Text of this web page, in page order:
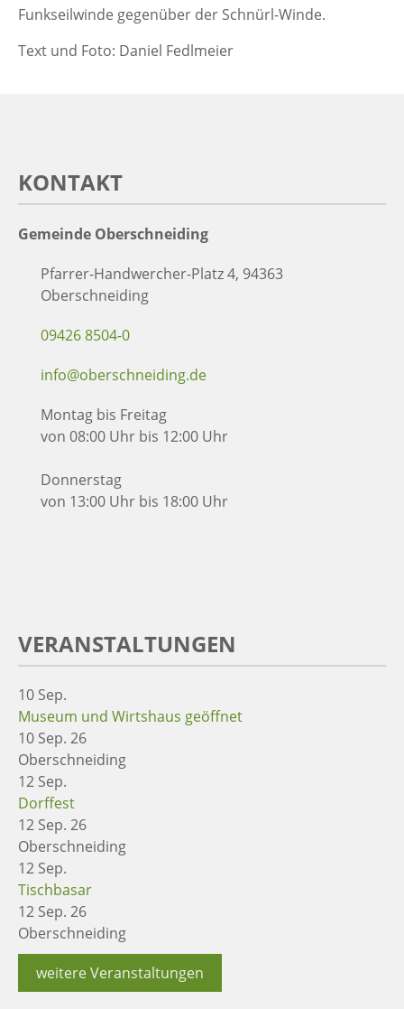
Funkseilwinde gegenüber der Schnürl-Winde.
Text und Foto: Daniel Fedlmeier
KONTAKT
Gemeinde Oberschneiding
Pfarrer-Handwercher-Platz 4, 94363
Oberschneiding
09426 8504-0
info@oberschneiding.de
Montag bis Freitag
von 08:00 Uhr bis 12:00 Uhr
Donnerstag
von 13:00 Uhr bis 18:00 Uhr
VERANSTALTUNGEN
10 Sep.
Museum und Wirtshaus geöffnet
10 Sep. 26
Oberschneiding
12 Sep.
Dorffest
12 Sep. 26
Oberschneiding
12 Sep.
Tischbasar
12 Sep. 26
Oberschneiding
weitere Veranstaltungen